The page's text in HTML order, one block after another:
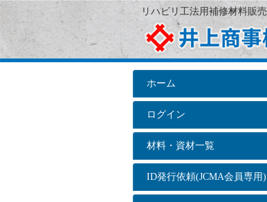
リハビリ工法用補修材料販売
ホーム
ログイン
材料・資材一覧
ID発行依頼(JCMA会員専用)